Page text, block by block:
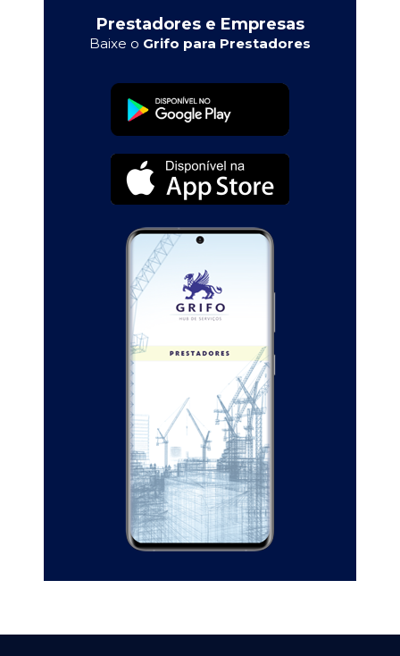
Prestadores e Empresas
Baixe o Grifo para Prestadores